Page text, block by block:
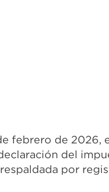
febrero de
del
por